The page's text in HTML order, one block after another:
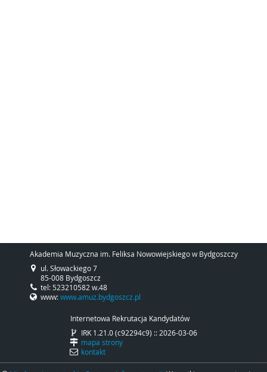
Akademia Muzyczna im. Feliksa Nowowiejskiego w Bydgoszczy
ul. Słowackiego 7
85-008 Bydgoszcz
tel: 523210582 w.48
www:www.amuz.bydgoszcz.pl
Internetowa Rekrutacja Kandydatów
IRK 1.21.0 (c92294c9) :: 2026-03-06
mapa strony
kontakt